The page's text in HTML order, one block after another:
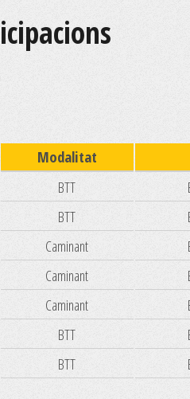
Modalitat
BTT
BTT
Caminant
Caminant
Caminant
BTT
BTT